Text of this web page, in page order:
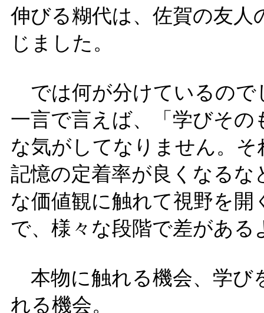
伸びる糊代は、佐賀の友
じました。
では何が分けているので
一言で言えば、「学びそ
な気がしてなりません。
記憶の定着率が良くなる
な価値観に触れて視野を
で、様々な段階で差があ
本物に触れる機会、学び
れる機会。